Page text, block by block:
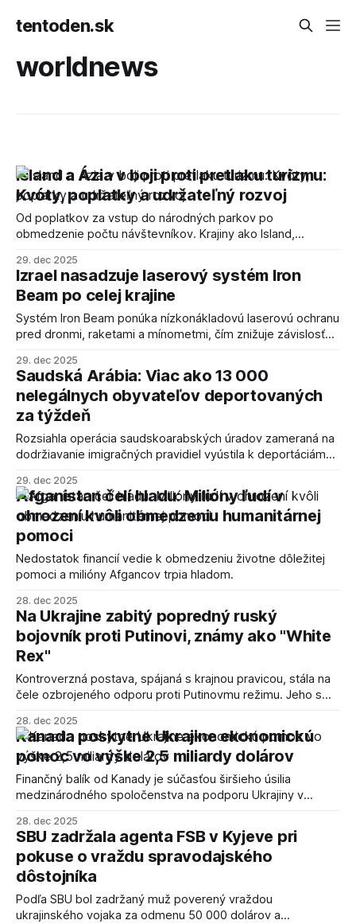
tentoden.sk
worldnews
Island a Ázia v boji proti pretlaku turizmu:
Kvóty, poplatky a udržateľný rozvoj
Od poplatkov za vstup do národných parkov po
obmedzenie počtu návštevníkov. Krajiny ako Island,
rovnováhe s ochranou životného prostredia.
29. dec 2025
Izrael nasadzuje laserový systém Iron
Beam po celej krajine
Systém Iron Beam ponúka nízkonákladovú laserovú ochranu
pred dronmi, raketami a mínometmi, čím znižuje závislosť
29. dec 2025
Saudská Arábia: Viac ako 13 000
nelegálnych obyvateľov deportovaných
za týždeň
Rozsiahla operácia saudskoarabských úradov zameraná na
dodržiavanie imigračných pravidiel vyústila k deportáciám
29. dec 2025
Afganistan čelí hladu: Milióny ľudí v
ohrození kvôli obmedzeniu humanitárnej
pomoci
Nedostatok financií vedie k obmedzeniu životne dôležitej
pomoci a milióny Afgancov trpia hladom.
28. dec 2025
Na Ukrajine zabitý popredný ruský
bojovník proti Putinovi, známy ako "White
Rex"
Kontroverzná postava, spájaná s krajnou pravicou, stála na
čele ozbrojeného odporu proti Putinovmu režimu. Jeho smrť
jednotiek na Ukrajine.
28. dec 2025
Kanada poskytne Ukrajine ekonomickú
pomoc vo výške 2,5 miliardy dolárov
Finančný balík od Kanady je súčasťou širšieho úsilia
medzinárodného spoločenstva na podporu Ukrajiny v
28. dec 2025
SBU zadržala agenta FSB v Kyjeve pri
pokuse o vraždu spravodajského
dôstojníka
Podľa SBU bol zadržaný muž poverený vraždou
ukrajinského vojaka za odmenu 50 000 dolárov a